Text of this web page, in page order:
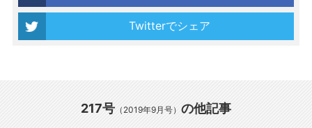
Twitterでシェア
217号 （2019年9月号） の他記事